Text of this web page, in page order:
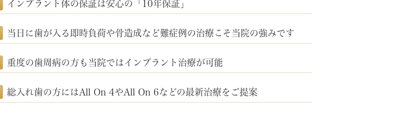
インプラント体の保証は安心の「10年保証」
当日に歯が入る即時負荷や骨造成など難症例の治療こそ当院の強みです
重度の歯周病の方も当院ではインプラント治療が可能
総入れ歯の方にはAll On 4やAll On 6などの最新治療をご提案